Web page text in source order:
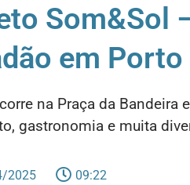
Som&Sol
em
na Praça da
gastronomia e muita
2025 09:22